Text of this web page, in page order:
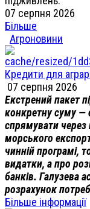
07 серпня 2026
Більше
Агроновини
Кредити для
07 серпня 2026
Екстрений пакет
конкретну суму —
спрямувати через
морського
чинній програмі,
видатки, а про
банків. Галузева
розрахунок
Більше інформації